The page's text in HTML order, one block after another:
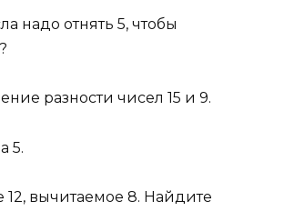
надо отнять 5, чтобы
разности чисел 15 и 9.
5.
вычитаемое 8. Найдите